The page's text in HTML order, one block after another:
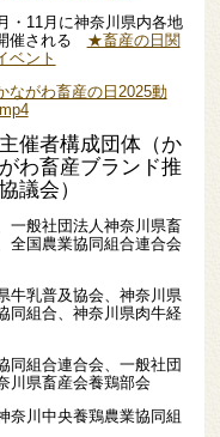
・11月に神奈川県内各地
催される ★畜産の日関
ベント
ながわ畜産の日2025動
催者構成団体（か
わ畜産ブランド推
議会）
一般社団法人神奈川県畜
全国農業協同組合連合会
牛乳普及協会、神奈川県
同組合、神奈川県肉牛経
同組合連合会、一般社団
川県畜産会養鶏部会
奈川中央養鶏農業協同組